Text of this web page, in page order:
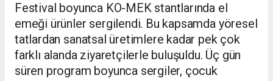
Festival boyunca KO-MEK stantlarında el
emeği ürünler sergilendi. Bu kapsamda yöresel
tatlardan sanatsal üretimlere kadar pek çok
farklı alanda ziyaretçilerle buluşuldu. Üç gün
süren program boyunca sergiler, çocuk